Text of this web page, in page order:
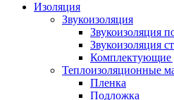
Изоляция
Звукоизоляция
Звукоизоляция
Звукоизоляция
Комплектующие
Теплоизоляционные
Пленка
Подложка